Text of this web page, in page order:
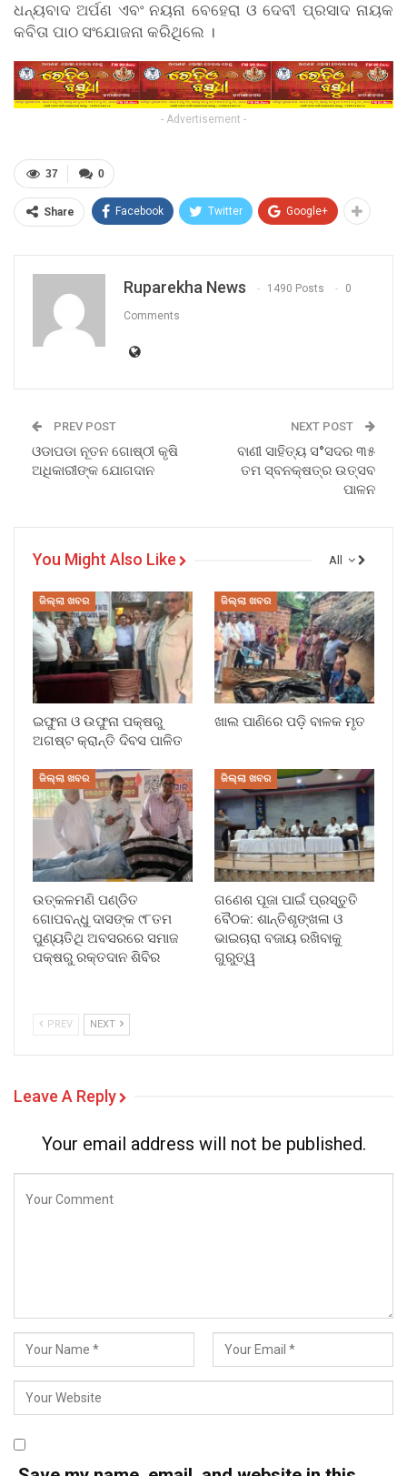
ଧନ୍ୟବାଦ ଅର୍ପଣ ଏବଂ ନୟନା ବେହେରା ଓ ଦେବୀ ପ୍ରସାଦ ନାୟକ
କବିତା ପାଠ ସଂଯୋଜନା କରିଥିଲେ ।
- Advertisement -
0
37
Share Facebook Twitter Google+
Ruparekha News 1490 Posts 0
Comments
PREV POST
ଓଡାପଡା ନୂତନ ଗୋଷ୍ଠୀ କୃଷି
ଅଧିକାରୀଙ୍କ ଯୋଗଦାନ
NEXT POST
ବାଣୀ ସାହିତ୍ୟ ସ°ସଦର ୩୫
ତମ ସ୍ବନକ୍ଷତ୍ର ଉତ୍ସବ
ପାଳନ
All
You Might Also Like
ଜିଲ୍ଲା ଖବର
ଇଫୁନା ଓ ଉଫୁନା ପକ୍ଷରୁ
ଅଗଷ୍ଟ କ୍ରାନ୍ତି ଦିବସ ପାଳିତ
ଜିଲ୍ଲା ଖବର
ଖାଲ ପାଣିରେ ପଡ଼ି ବାଳକ ମୃତ
ଜିଲ୍ଲା ଖବର
ଉତ୍କଳମଣି ପଣ୍ଡିତ
ଗୋପବନ୍ଧୁ ଦାସଙ୍କ ୯୮ତମ
ପୁଣ୍ୟତିଥି ଅବସରରେ ସମାଜ
ପକ୍ଷରୁ ରକ୍ତଦାନ ଶିବିର
ଜିଲ୍ଲା ଖବର
ଗଣେଶ ପୂଜା ପାଇଁ ପ୍ରସ୍ତୁତି
ବୈଠକ: ଶାନ୍ତିଶୃଙ୍ଖଳା ଓ
ଭାଇଚାରା ବଜାୟ ରଖିବାକୁ
ଗୁରୁତ୍ୱ
PREV NEXT
Leave A Reply
Your email address will not be published.